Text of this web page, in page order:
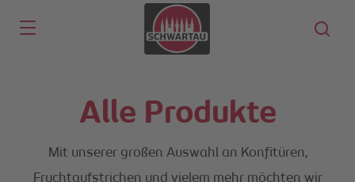
Alle Produkte
Mit unserer großen Auswahl an Konfitüren,
Fruchtaufstrichen und vielem mehr möchten wir